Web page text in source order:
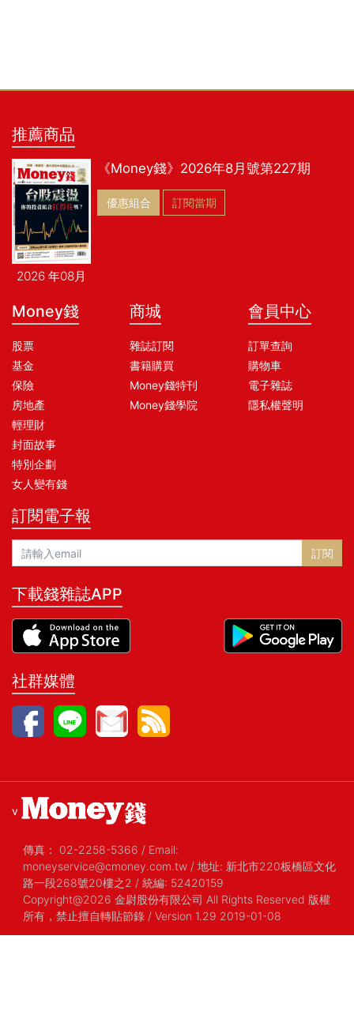
推薦商品
2026 年08月
《Money錢》2026年8月號第227期
優惠組合 訂閱當期
Money錢
股票
基金
保險
房地產
輕理財
封面故事
特別企劃
女人變有錢
商城
雜誌訂閱
書籍購買
Money錢特刊
Money錢學院
會員中心
訂單查詢
購物車
電子雜誌
隱私權聲明
訂閱電子報
訂閱
下載錢雜誌APP
社群媒體
v
傳真： 02-2258-5366 / Email:
moneyservice@cmoney.com.tw / 地址: 新北市220板橋區文化
路一段268號20樓之2 / 統編: 52420159
Copyright@2026 金尉股份有限公司 All Rights Reserved 版權
所有，禁止擅自轉貼節錄 / Version 1.29 2019-01-08